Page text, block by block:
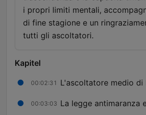
i propri limiti mentali,
di fine stagione e un
tutti gli ascoltatori.
Kapitel
00:02:31 L'ascoltatore medio di
00:03:03 La legge antimaranza